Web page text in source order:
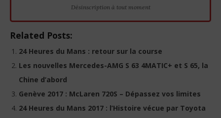
Désinscription à tout moment
Related Posts:
24 Heures du Mans : retour sur la course
Les nouvelles Mercedes-AMG S 63 4MATIC+ et S 65, la
Chine d’abord
Genève 2017 : McLaren 720S – Dépassez vos limites
24 Heures du Mans 2017 : l’Histoire vécue par Toyota